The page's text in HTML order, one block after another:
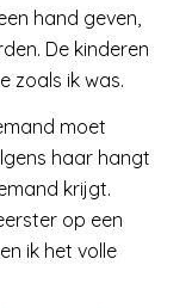
hand geven,
De kinderen
zoals ik was.
moet
haar hangt
krijgt.
op een
ik het volle